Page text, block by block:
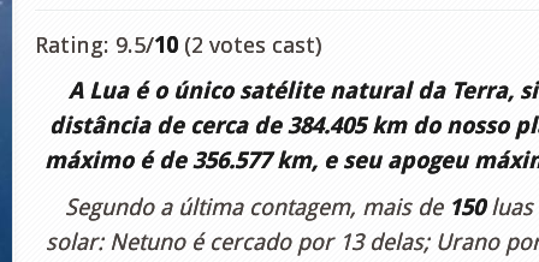
Rating: 9.5/10 (2 votes cast)
A Lua é o único satélite natural da Terra,
distância de cerca de 384.405 km do nosso
máximo é de 356.577 km, e seu apogeu
Segundo a última contagem, mais de150luas
solar: Netuno é cercado por 13 delas; Urano